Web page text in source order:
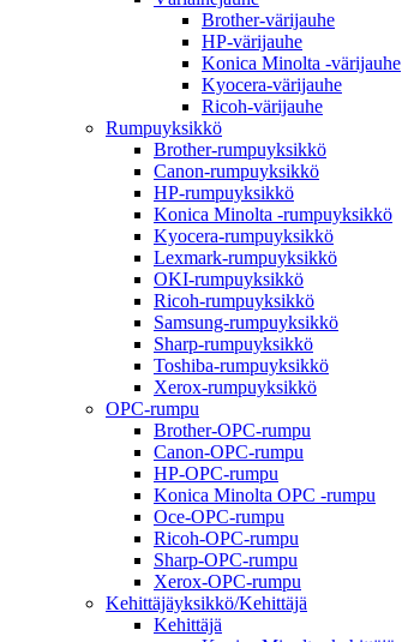
Brother-värijauhe
HP-värijauhe
Konica Minolta -värijauhe
Kyocera-värijauhe
Ricoh-värijauhe
Rumpuyksikkö
Brother-rumpuyksikkö
Canon-rumpuyksikkö
HP-rumpuyksikkö
Konica Minolta -rumpuyksikkö
Kyocera-rumpuyksikkö
Lexmark-rumpuyksikkö
OKI-rumpuyksikkö
Ricoh-rumpuyksikkö
Samsung-rumpuyksikkö
Sharp-rumpuyksikkö
Toshiba-rumpuyksikkö
Xerox-rumpuyksikkö
OPC-rumpu
Brother-OPC-rumpu
Canon-OPC-rumpu
HP-OPC-rumpu
Konica Minolta OPC -rumpu
Oce-OPC-rumpu
Ricoh-OPC-rumpu
Sharp-OPC-rumpu
Xerox-OPC-rumpu
Kehittäjäyksikkö/Kehittäjä
Kehittäjä